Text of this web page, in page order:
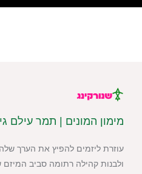
מימון המונים | תמר עילם
עוזרת ליזמים להפיץ את הערך
ולבנות קהילה רתומה סביב